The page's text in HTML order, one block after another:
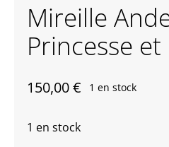
Mireille
Princesse et
150,00€ 1 en stock
1 en stock